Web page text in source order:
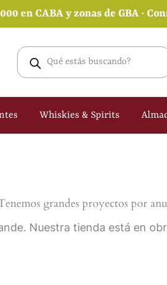
en CABA y zonas de GBA ·
Búsqueda
productos
Whiskies & Spirits
grandes proyectos por
Nuestra tienda está en